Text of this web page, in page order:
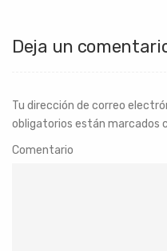
Deja un
Tu dirección de correo
obligatorios están marcados
Comentario